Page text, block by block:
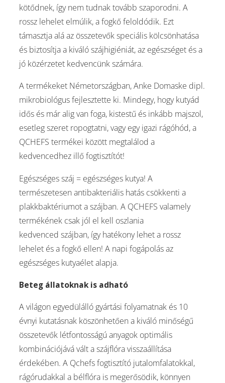
kötődnek, így nem tudnak tovább szaporodni. A
rossz lehelet elmúlik, a fogkő feloldódik. Ezt
támasztja alá az összetevők speciális kölcsönhatása
és biztosítja a kiváló szájhigiéniát, az egészséget és a
jó közérzetet kedvencünk számára.
A termékeket Németországban, Anke Domaske dipl.
mikrobiológus fejlesztette ki. Mindegy, hogy kutyád
idős és már alig van foga, kistestű és inkább majszol,
esetleg szeret ropogtatni, vagy egy igazi rágóhód, a
QCHEFS termékei között megtalálod a
kedvencedhez illő fogtisztítót!
Egészséges száj = egészséges kutya! A
természetesen antibakteriális hatás csökkenti a
plakkbaktériumot a szájban. A QCHEFS valamely
termékének csak jól el kell oszlania
kedvenced szájban, így hatékony lehet a rossz
lehelet és a fogkő ellen! A napi fogápolás az
egészséges kutyaélet alapja.
Beteg állatoknak is adható
A világon egyedülálló gyártási folyamatnak és 10
évnyi kutatásnak köszönhetően a kiváló minőségű
összetevők létfontosságú anyagok optimális
kombinációjává vált a szájflóra visszaállítása
érdekében. A Qchefs fogtisztító jutalomfalatokkal,
rágórudakkal a bélflóra is megerősödik, könnyen